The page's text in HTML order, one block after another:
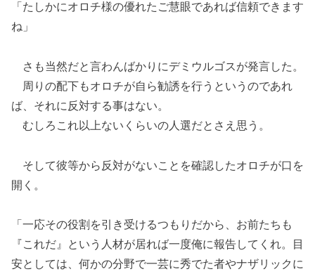
「たしかにオロチ様の優れたご慧眼であれば信頼できます
ね」
さも当然だと言わんばかりにデミウルゴスが発言した。
周りの配下もオロチが自ら勧誘を行うというのであれ
ば、それに反対する事はない。
むしろこれ以上ないくらいの人選だとさえ思う。
そして彼等から反対がないことを確認したオロチが口を
開く。
「一応その役割を引き受けるつもりだから、お前たちも
『これだ』という人材が居れば一度俺に報告してくれ。目
安としては、何かの分野で一芸に秀でた者やナザリックに